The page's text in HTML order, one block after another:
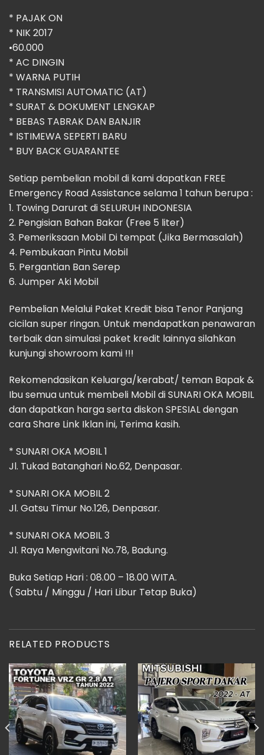
* ⁠PAJAK ON
* ⁠NIK 2017
•60.000
* ⁠AC DINGIN
* WARNA PUTIH
* TRANSMISI AUTOMATIC (AT)
* SURAT & DOKUMENT LENGKAP
* BEBAS TABRAK DAN BANJIR
* ISTIMEWA SEPERTI BARU
* BUY BACK GUARANTEE
Setiap pembelian mobil di kami dapatkan FREE
Emergency Road Assistance selama 1 tahun berupa :
1. Towing Darurat di SELURUH INDONESIA
2. Pengisian Bahan Bakar (Free 5 liter)
3. Pemeriksaan Mobil Di tempat (Jika Bermasalah)
4. Pembukaan Pintu Mobil
5. Pergantian Ban Serep
6. Jumper Aki Mobil
Pembelian Melalui Paket Kredit bisa Tenor Panjang
cicilan super ringan. Untuk mendapatkan penawaran
terbaik dan simulasi paket kredit lainnya silahkan
kunjungi showroom kami !!!
Rekomendasikan Keluarga/kerabat/ teman Bapak &
Ibu semua untuk membeli Mobil di SUNARI OKA MOBIL
dan dapatkan harga serta diskon SPESIAL dengan
cara Share Link Iklan ini, Terima kasih.
* SUNARI OKA MOBIL 1
Jl. Tukad Batanghari No.62, Denpasar.
* SUNARI OKA MOBIL 2
Jl. Gatsu Timur No.126, Denpasar.
* SUNARI OKA MOBIL 3
Jl. Raya Mengwitani No.78, Badung.
Buka Setiap Hari : 08.00 – 18.00 WITA.
( Sabtu / Minggu / Hari Libur Tetap Buka)
RELATED PRODUCTS